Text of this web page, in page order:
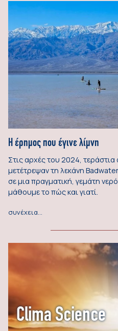
Η έρημος που έγινε λίμνη
Στις αρχές του 2024,
μετέτρεψαν τη λεκάνη
σε μια πραγματική, γεμάτη
μάθουμε το πώς και γιατί.
συνέχεια…
Clima Science